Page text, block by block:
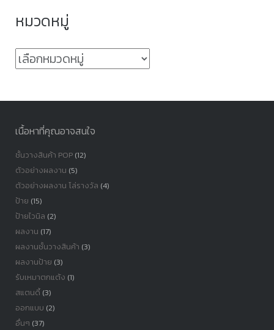
หมวดหมู่
หมวด
เนื้อหาที่คุณอาจสนใจ
ชั้นวางสินค้า POP(12)
ตัวอย่างผลงาน (5)
ตัวอย่างผลงาน โล่รางวัล (4)
ป้าย (15)
ป้ายไวนิล (2)
ผลงาน (17)
ผลงานชั้นวางสินค้า (3)
ผลงานป้าย (3)
รับเหมาตกแต้ง (1)
สแตนดี้(3)
ออกแบบ (2)
อื่นๆ (37)